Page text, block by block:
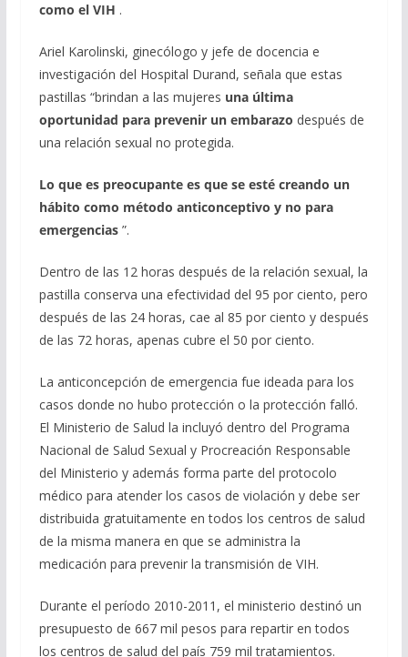
como el VIH .
Ariel Karolinski, ginecólogo y jefe de docencia e
investigación del Hospital Durand, señala que estas
pastillas “brindan a las mujeres una última
oportunidad para prevenir un embarazo después de
una relación sexual no protegida.
Lo que es preocupante es que se esté creando un
hábito como método anticonceptivo y no para
emergencias”.
Dentro de las 12 horas después de la relación sexual, la
pastilla conserva una efectividad del 95 por ciento, pero
después de las 24 horas, cae al 85 por ciento y después
de las 72 horas, apenas cubre el 50 por ciento.
La anticoncepción de emergencia fue ideada para los
casos donde no hubo protección o la protección falló.
El Ministerio de Salud la incluyó dentro del Programa
Nacional de Salud Sexual y Procreación Responsable
del Ministerio y además forma parte del protocolo
médico para atender los casos de violación y debe ser
distribuida gratuitamente en todos los centros de salud
de la misma manera en que se administra la
medicación para prevenir la transmisión de VIH.
Durante el período 2010-2011, el ministerio destinó un
presupuesto de 667 mil pesos para repartir en todos
los centros de salud del país 759 mil tratamientos.